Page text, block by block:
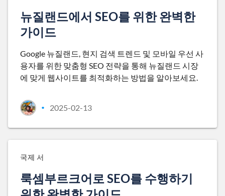
뉴질랜드에서 SEO를 위한 완벽한
가이드
Google 뉴질랜드, 현지 검색 트렌드 및 모바일 우선 사
용자를 위한 맞춤형 SEO 전략을 통해 뉴질랜드 시장
에 맞게 웹사이트를 최적화하는 방법을 알아보세요.
• 2025-02-13
국제 서
룩셈부르크어로 SEO를 수행하기